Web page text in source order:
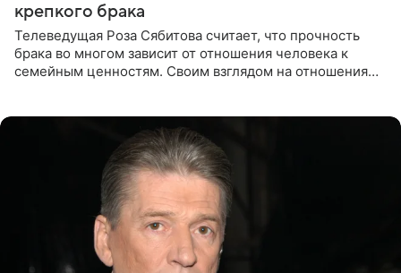
крепкого брака
Телеведущая Роза Сябитова считает, что прочность
брака во многом зависит от отношения человека к
семейным ценностям. Своим взглядом на отношения